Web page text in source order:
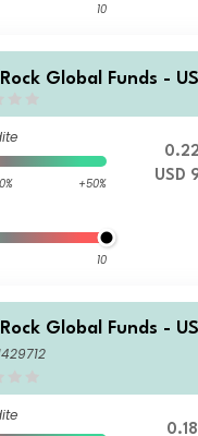
10
Global Funds -
0% +50%
10
USD
Global Funds -
Bond Fund C1